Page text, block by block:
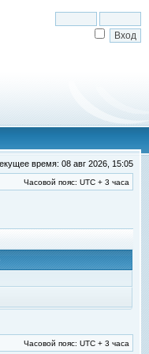
время: 08 авг 2026, 15:05
Часовой пояс: UTC + 3 часа
Часовой пояс: UTC + 3 часа